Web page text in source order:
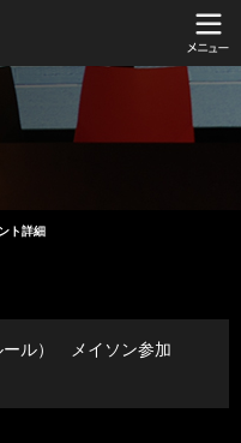
ト詳細
ール） メイソン参加